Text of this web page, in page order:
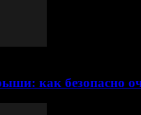
как безопасно